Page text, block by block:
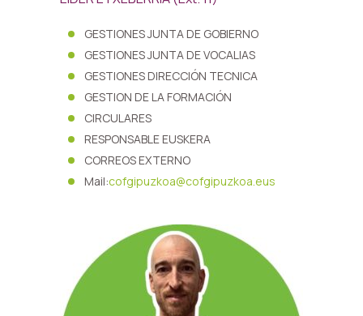
GESTIONES JUNTA DE GOBIERNO
GESTIONES JUNTA DE VOCALIAS
GESTIONES DIRECCIÓN TECNICA
GESTION DE LA FORMACIÓN
CIRCULARES
RESPONSABLE EUSKERA
CORREOS EXTERNO
Mail:cofgipuzkoa@cofgipuzkoa.eus